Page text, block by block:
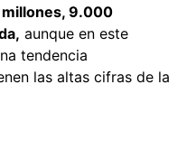
millones, 9.000
aunque en este
tendencia
las altas cifras de la